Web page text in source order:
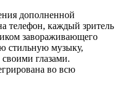
дополненной
телефон, каждый зритель
завораживающего
стильную музыку,
глазами.
во всю